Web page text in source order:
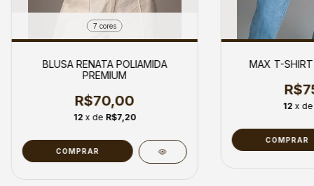
7 cores
BLUSA RENATA POLIAMIDA
PREMIUM
R$70,00
12 x de R$7,20
COMPRAR
MAX T-
12 x